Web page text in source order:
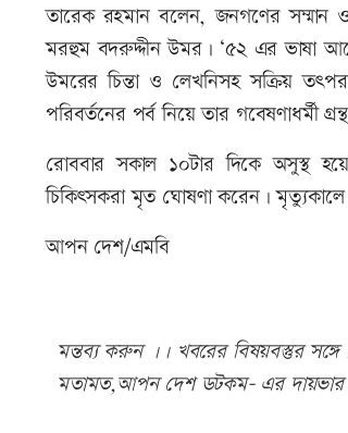
তারেক রহমান বলেন, জনগণের সম্মান ও
মরহুম বদরুদ্দীন উমর। ‘৫২ এর ভাষা
উমরের চিন্তা ও লেখনিসহ সক্রিয়
পরিবর্তনের পর্ব নিয়ে তার
রোববার সকাল ১০টার দিকে অসুস্থ
চিকিৎসকরা মৃত ঘোষণা করেন।
আপন দেশ/এমবি
মন্তব্য করুন ।। খবরের বিষয়বস্তুর
মতামত,আপন দেশ ডটকম- এর দায়ভার